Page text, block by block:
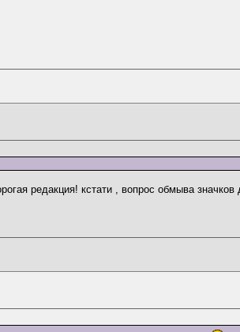
редакция! кстати , вопрос обмыва значков